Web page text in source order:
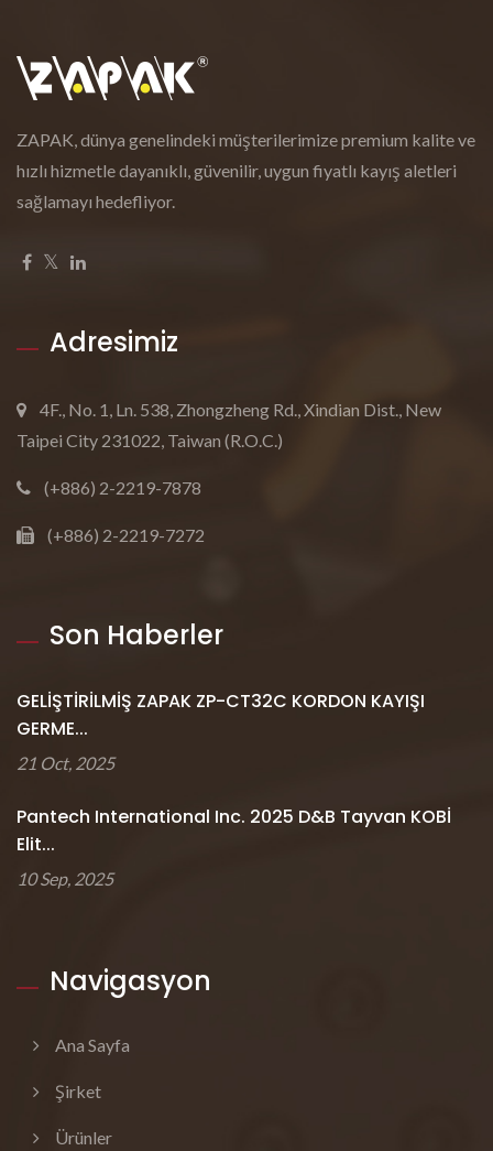
ZAPAK, dünya genelindeki müşterilerimize premium kalite ve
hızlı hizmetle dayanıklı, güvenilir, uygun fiyatlı kayış aletleri
sağlamayı hedefliyor.
Adresimiz
4F., No. 1, Ln. 538, Zhongzheng Rd., Xindian Dist., New
Taipei City 231022, Taiwan (R.O.C.)
(+886) 2-2219-7878
(+886) 2-2219-7272
Son Haberler
GELİŞTİRİLMİŞ ZAPAK ZP-CT32C KORDON KAYIŞI
GERME...
21 Oct, 2025
Pantech International Inc. 2025 D&B Tayvan KOBİ
Elit...
10 Sep, 2025
Navigasyon
Ana Sayfa
Şirket
Ürünler